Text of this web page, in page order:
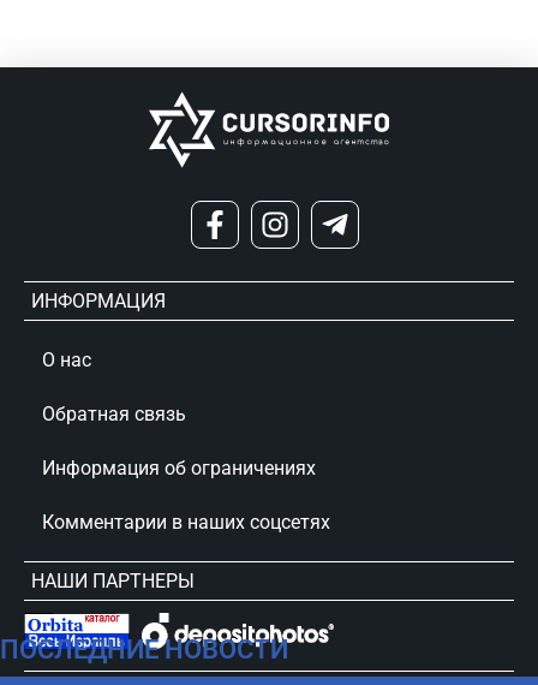
ПОСЛЕДНИЕ НОВОСТИ
ИНФОРМАЦИЯ
О нас
Обратная связь
Информация об ограничениях
Комментарии в наших соцсетях
НАШИ ПАРТНЕРЫ